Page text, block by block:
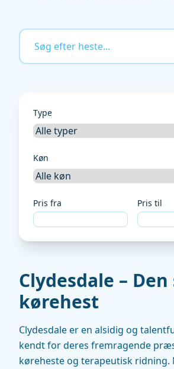
Type
Køn
Pris fra Pris til
Clydesdale –
kørehest
Clydesdale er en alsidig og
kendt for deres fremragende
køreheste og terapeutisk ridning.